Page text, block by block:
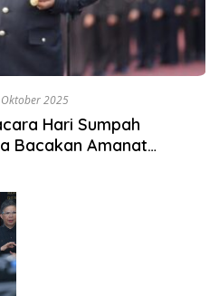
2025
Hari Sumpah
Bacakan Amanat